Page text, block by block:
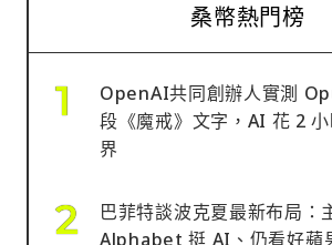
桑幣熱門榜
OpenAI共同創辦人實測
段《魔戒》文字，AI 花 2
界
巴菲特談波克夏最新布局：
Alphabet 挺 AI、仍看好蘋